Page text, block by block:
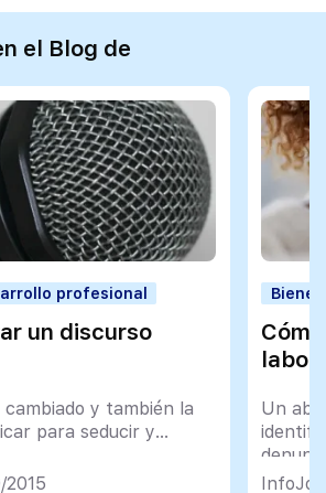
el Blog de
profesional
un discurso
y también la
para seducir y
Un